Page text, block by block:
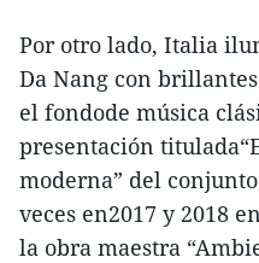
Por otro lado, Italia
Da Nang con
el fondode música
presentación
moderna” del
veces en2017 y 2018
la obra maestra